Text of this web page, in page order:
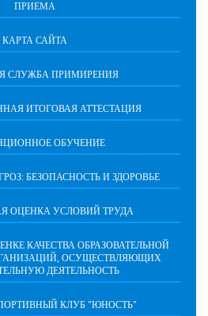
ПРИЕМА
КАРТА САЙТА
СЛУЖБА ПРИМИРЕНИЯ
ИТОГОВАЯ АТТЕСТАЦИЯ
ОБУЧЕНИЕ
БЕЗОПАСНОСТЬ И ЗДОРОВЬЕ
ОЦЕНКА УСЛОВИЙ ТРУДА
КАЧЕСТВА ОБРАЗОВАТЕЛЬНОЙ
ОСУЩЕСТВЛЯЮЩИХ
ДЕЯТЕЛЬНОСТЬ
КЛУБ "ЮНОСТЬ"